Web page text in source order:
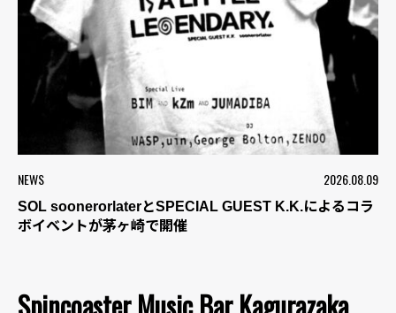
NEWS 2026.08.09
SOL soonerorlaterとSPECIAL GUEST K.K.によるコラ
ボイベントが茅ヶ崎で開催